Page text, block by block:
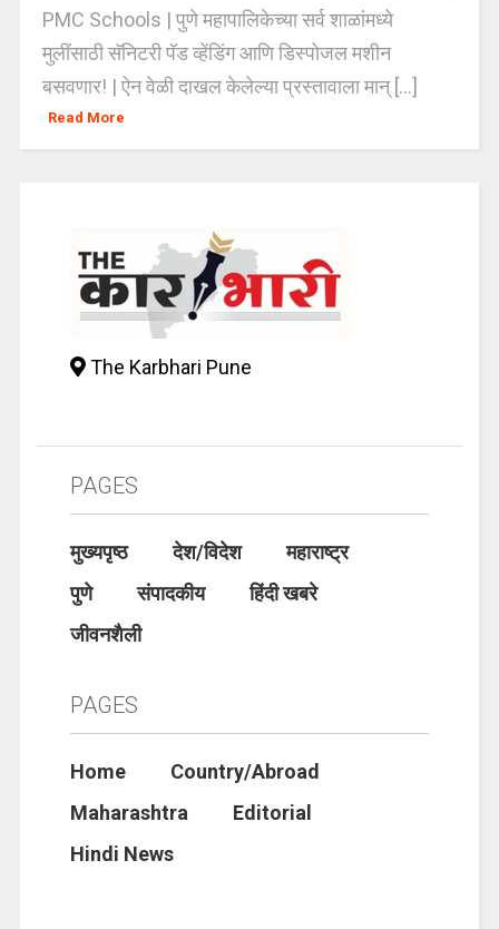
PMC Schools | पुणे महापालिकेच्या सर्व शाळांमध्ये
मुलींसाठी सॅनिटरी पॅड व्हेंडिंग आणि डिस्पोजल मशीन
बसवणार! | ऐन वेळी दाखल केलेल्या प्रस्तावाला मान् [...]
Read More
The Karbhari Pune
PAGES
मुख्यपृष्ठ देश/विदेश
महाराष्ट्र
पुणे
संपादकीय
हिंदी खबरे
जीवनशैली
PAGES
Home
Country/Abroad
Maharashtra
Editorial
Hindi News